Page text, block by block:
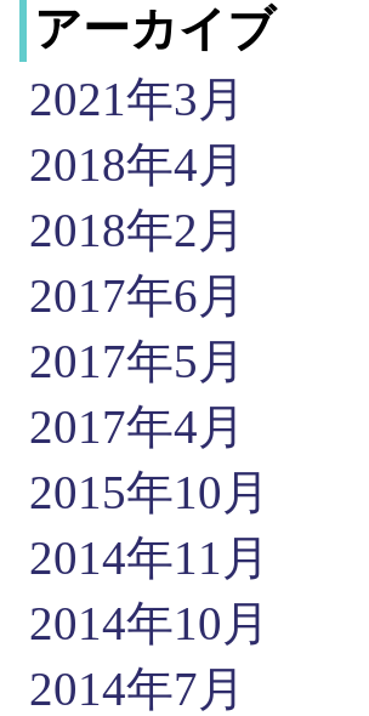
アーカイブ
2021年3月
2018年4月
2018年2月
2017年6月
2017年5月
2017年4月
2015年10月
2014年11月
2014年10月
2014年7月